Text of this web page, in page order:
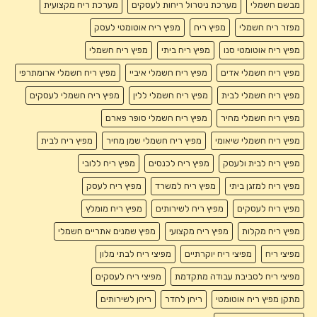
מבשם חשמלי מערכת ניטרול ריחות לעסקים מערכת ריח מקצועית
מפזר ריח חשמלי מפיץ ריח מפיץ ריח אוטומטי לעסק
מפיץ ריח אוטומטי סנו מפיץ ריח ביתי מפיץ ריח חשמלי
מפיץ ריח חשמלי אדים מפיץ ריח חשמלי איביי מפיץ ריח חשמלי ארומתרפי
מפיץ ריח חשמלי לבית מפיץ ריח חשמלי ללין מפיץ ריח חשמלי לעסקים
מפיץ ריח חשמלי מחיר מפיץ ריח חשמלי סופר פארם
מפיץ ריח חשמלי שיאומי מפיץ ריח חשמלי שמן מחיר מפיץ ריח לבית
מפיץ ריח לבית ולעסק מפיץ ריח לכנסים מפיץ ריח ללובי
מפיץ ריח למזגן ביתי מפיץ ריח למשרד מפיץ ריח לעסק
מפיץ ריח לעסקים מפיץ ריח לשירותים מפיץ ריח מומלץ
מפיץ ריח מקלות מפיץ ריח מקצועי מפיץ שמנים אתריים חשמלי
מפיצי ריח מפיצי ריח יוקרתיים מפיצי ריח לבתי מלון
מפיצי ריח לסביבת עבודה מתקדמת מפיצי ריח לעסקים
מתקן מפיץ ריח אוטומטי ריחן לחדר ריחן לשירותים